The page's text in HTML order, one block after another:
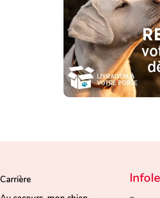
Carrière